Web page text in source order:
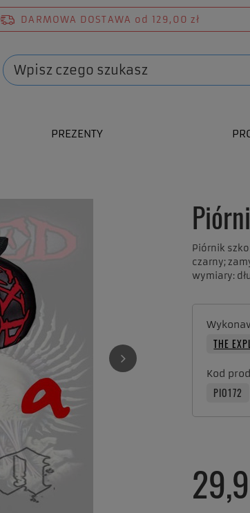
DARMOWA DOSTAWA od 129,00 zł
PREZENTY
Piórnik
czarny;
wymiary:
THE
Kod
PIO172